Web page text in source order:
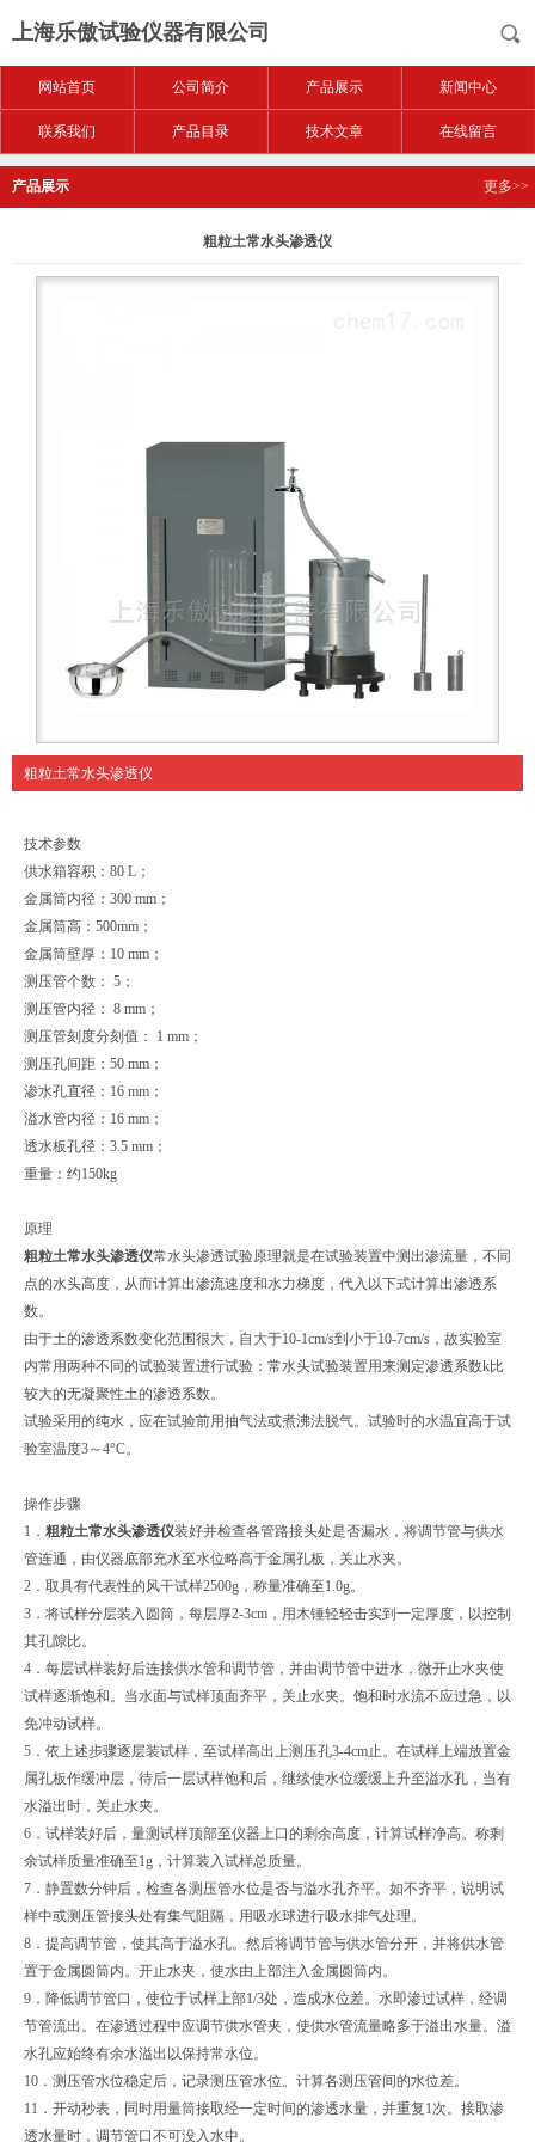
上海乐傲试验仪器有限公司
网站首页 公司简介 产品展示 新闻中心
联系我们 产品目录 技术文章 在线留言
产品展示 更多>>
粗粒土常水头渗透仪
粗粒土常水头渗透仪
技术参数
供水箱容积：80 L；
金属筒内径：300 mm；
金属筒高：500mm；
金属筒壁厚：10 mm；
测压管个数： 5；
测压管内径： 8 mm；
测压管刻度分刻值： 1 mm；
测压孔间距：50 mm；
渗水孔直径：16 mm；
溢水管内径：16 mm；
透水板孔径：3.5 mm；
重量：约150kg
原理
粗粒土常水头渗透仪常水头渗透试验原理就是在试验装置中测出渗流量，不同
点的水头高度，从而计算出渗流速度和水力梯度，代入以下式计算出渗透系
数。
由于土的渗透系数变化范围很大，自大于10-1cm/s到小于10-7cm/s，故实验室
内常用两种不同的试验装置进行试验：常水头试验装置用来测定渗透系数k比
较大的无凝聚性土的渗透系数。
试验采用的纯水，应在试验前用抽气法或煮沸法脱气。试验时的水温宜高于试
验室温度3～4°C。
操作步骤
1． 粗粒土常水头渗透仪装好并检查各管路接头处是否漏水，将调节管与供水
管连通，由仪器底部充水至水位略高于金属孔板，关止水夹。
2．取具有代表性的风干试样2500g，称量准确至1.0g。
3．将试样分层装入圆筒，每层厚2-3cm，用木锤轻轻击实到一定厚度，以控制
其孔隙比。
4．每层试样装好后连接供水管和调节管，并由调节管中进水，微开止水夹使
试样逐渐饱和。当水面与试样顶面齐平，关止水夹。饱和时水流不应过急，以
免冲动试样。
5．依上述步骤逐层装试样，至试样高出上测压孔3-4cm止。在试样上端放置金
属孔板作缓冲层，待后一层试样饱和后，继续使水位缓缓上升至溢水孔，当有
水溢出时，关止水夹。
6．试样装好后，量测试样顶部至仪器上口的剩余高度，计算试样净高。称剩
余试样质量准确至1g，计算装入试样总质量。
7．静置数分钟后，检查各测压管水位是否与溢水孔齐平。如不齐平，说明试
样中或测压管接头处有集气阻隔，用吸水球进行吸水排气处理。
8．提高调节管，使其高于溢水孔。然后将调节管与供水管分开，并将供水管
置于金属圆筒内。开止水夹，使水由上部注入金属圆筒内。
9．降低调节管口，使位于试样上部1/3处，造成水位差。水即渗过试样，经调
节管流出。在渗透过程中应调节供水管夹，使供水管流量略多于溢出水量。溢
水孔应始终有余水溢出以保持常水位。
10．测压管水位稳定后，记录测压管水位。计算各测压管间的水位差。
11．开动秒表，同时用量筒接取经一定时间的渗透水量，并重复1次。接取渗
透水量时，调节管口不可没入水中。